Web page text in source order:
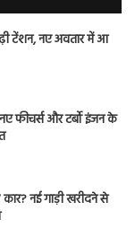
टेंशन, नए अवतार में आ
फीचर्स और टर्बो इंजन के
नई गाड़ी खरीदने से